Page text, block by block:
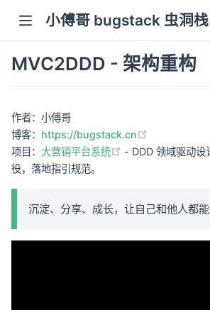
小傅哥 bugstack 虫洞栈
MVC2DDD - 架构重构
作者：小傅哥
博客： https://bugstack.cn
项目： 大营销平台系统 (opens new
- DDD 领域驱动设
役，落地指引规范。
沉淀、分享、成长，让自己和他人都